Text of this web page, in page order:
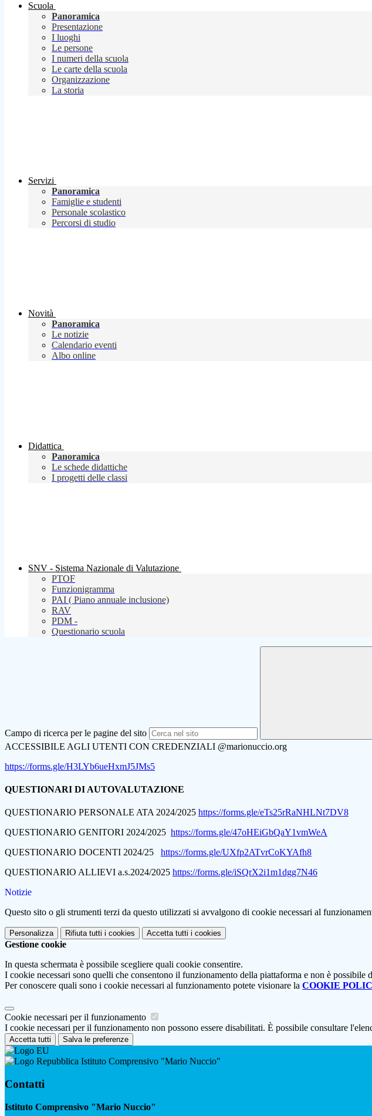
Scuola
Panoramica
Presentazione
I luoghi
Le persone
I numeri della scuola
Le carte della scuola
Organizzazione
La storia
Servizi
Panoramica
Famiglie e studenti
Personale scolastico
Percorsi di studio
Novità
Panoramica
Le notizie
Calendario eventi
Albo online
Didattica
Panoramica
Le schede didattiche
I progetti delle classi
SNV - Sistema Nazionale di Valutazione
PTOF
Funzionigramma
PAI ( Piano annuale inclusione)
RAV
PDM -
Questionario scuola
Campo di ricerca per le pagine del sito
ACCESSIBILE AGLI UTENTI CON CREDENZIALI @marionuccio.org
https://forms.gle/H3LYb6ueHxmJ5JMs5
QUESTIONARI DI AUTOVALUTAZIONE
QUESTIONARIO PERSONALE ATA 2024/2025 https://forms.gle/eTs25rRaNHLNt7DV8
QUESTIONARIO GENITORI 2024/2025 https://forms.gle/47oHEiGbQaY1vmWeA
QUESTIONARIO DOCENTI 2024/25 https://forms.gle/UXfp2ATvrCoKYAfh8
QUESTIONARIO ALLIEVI a.s.2024/2025 https://forms.gle/iSQrX2i1m1dgg7N46
Notizie
Questo sito o gli strumenti terzi da questo utilizzati si avvalgono di cookie necessari al
Personalizza Rifiuta tutti i cookies Accetta tutti i cookies
Gestione cookie
In questa schermata è possibile scegliere quali cookie consentire.
I cookie necessari sono quelli che consentono il funzionamento della piattaforma e non è possibile
Per conoscere quali sono i cookie necessari al funzionamento potete visionare la COOKIE
Cookie necessari per il funzionamento
I cookie necessari per il funzionamento non possono essere disabilitati. È possibile consultare
Accetta tutti Salva le preferenze
Istituto Comprensivo "Mario Nuccio"
Contatti
Istituto Comprensivo "Mario Nuccio"